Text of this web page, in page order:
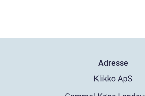
Adresse